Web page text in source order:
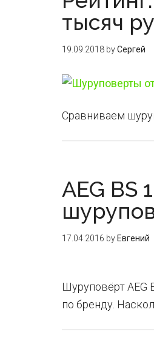
тысяч
19.09.2018 byСергей
Сравниваем
AEG BS
17.04.2016 by Евгений
Шуруповёрт AEG
по бренду.